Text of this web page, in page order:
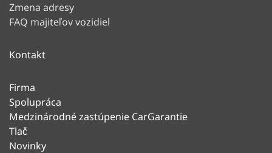
Zmena adresy
FAQ majiteľov vozidiel
Kontakt
Firma
Spolupráca
Medzinárodné zastúpenie CarGarantie
Tlač
Novinky